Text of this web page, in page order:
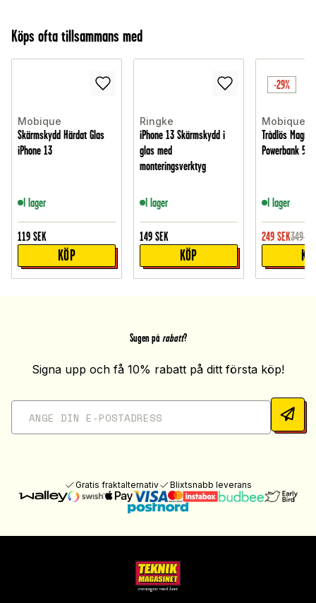
Köps ofta tillsammans med
Mobique
Skärmskydd Härdat Glas
iPhone 13
I lager
119 SEK
KÖP
Ringke
iPhone 13 Skärmskydd i
glas med
monteringsverktyg
I lager
149 SEK
KÖP
-29%
Mobique
Trådlös
Powerbank
I lager
249 SEK349
Sugen på rabatt?
Signa upp och få 10% rabatt på ditt första köp!
Gratis fraktalternativ Blixtsnabb leverans